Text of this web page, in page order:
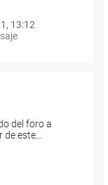
13:12
del foro a
este…